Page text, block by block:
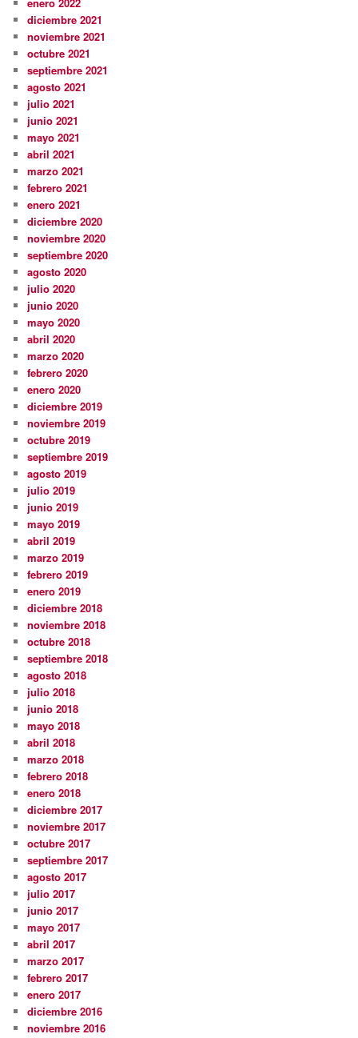
diciembre 2021
noviembre 2021
octubre 2021
septiembre 2021
agosto 2021
julio 2021
junio 2021
mayo 2021
abril 2021
marzo 2021
febrero 2021
enero 2021
diciembre 2020
noviembre 2020
septiembre 2020
agosto 2020
julio 2020
junio 2020
mayo 2020
abril 2020
marzo 2020
febrero 2020
enero 2020
diciembre 2019
noviembre 2019
octubre 2019
septiembre 2019
agosto 2019
julio 2019
junio 2019
mayo 2019
abril 2019
marzo 2019
febrero 2019
enero 2019
diciembre 2018
noviembre 2018
octubre 2018
septiembre 2018
agosto 2018
julio 2018
junio 2018
mayo 2018
abril 2018
marzo 2018
febrero 2018
enero 2018
diciembre 2017
noviembre 2017
octubre 2017
septiembre 2017
agosto 2017
julio 2017
junio 2017
mayo 2017
abril 2017
marzo 2017
febrero 2017
enero 2017
diciembre 2016
noviembre 2016